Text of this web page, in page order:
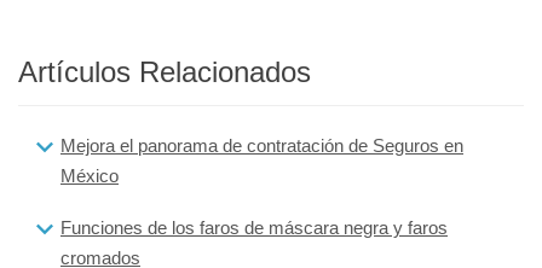
Artículos Relacionados
Mejora el panorama de contratación de Seguros en
México
Funciones de los faros de máscara negra y faros
cromados